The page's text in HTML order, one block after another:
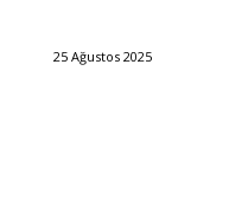
25 Ağustos 2025